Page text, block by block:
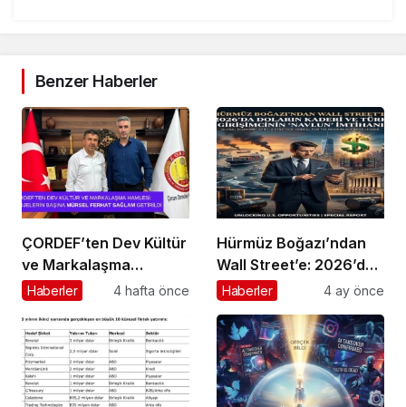
Benzer Haberler
ÇORDEF’ten Dev Kültür
ve Markalaşma
Hamlesi: Projelerin
Sağlam Getirildi
Haberler 4 hafta önce
Hürmüz Boğazı’ndan
Wall Street’e: 2026’da
Doların Kaderi ve Türk
İmtihanı
Haberler 4 ay önce